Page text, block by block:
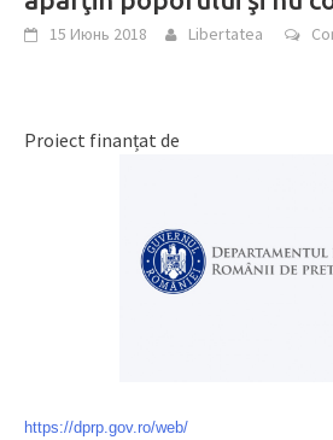
15 Июнь 2018 Libertatea
Proiect finanțat de
https://dprp.gov.ro/web/